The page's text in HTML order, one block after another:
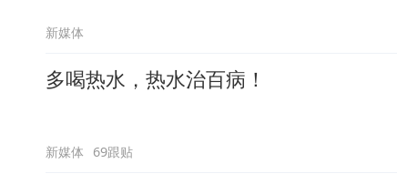
新媒体
多喝热水，热水治百病！
新媒体 69跟贴